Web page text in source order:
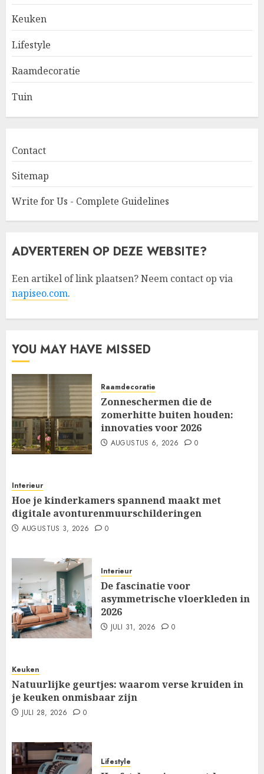
Keuken
Lifestyle
Raamdecoratie
Tuin
Contact
Sitemap
Write for Us - Complete Guidelines
ADVERTEREN OP DEZE WEBSITE?
Een artikel of link plaatsen? Neem contact op via
napiseo.com.
YOU MAY HAVE MISSED
Raamdecoratie
Zonneschermen die de
zomerhitte buiten houden:
innovaties voor 2026
AUGUSTUS 6, 2026 0
Interieur
Hoe je kinderkamers spannend maakt met
digitale avonturenmuurschilderingen
AUGUSTUS 3, 2026 0
Interieur
De fascinatie voor
asymmetrische vloerkleden in
2026
JULI 31, 2026 0
Keuken
Natuurlijke geurtjes: waarom verse kruiden in
je keuken onmisbaar zijn
JULI 28, 2026 0
Lifestyle